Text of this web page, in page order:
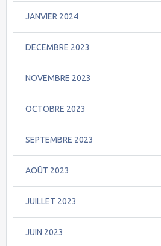
JANVIER 2024
DECEMBRE 2023
NOVEMBRE 2023
OCTOBRE 2023
SEPTEMBRE 2023
AOÛT 2023
JUILLET 2023
JUIN 2023